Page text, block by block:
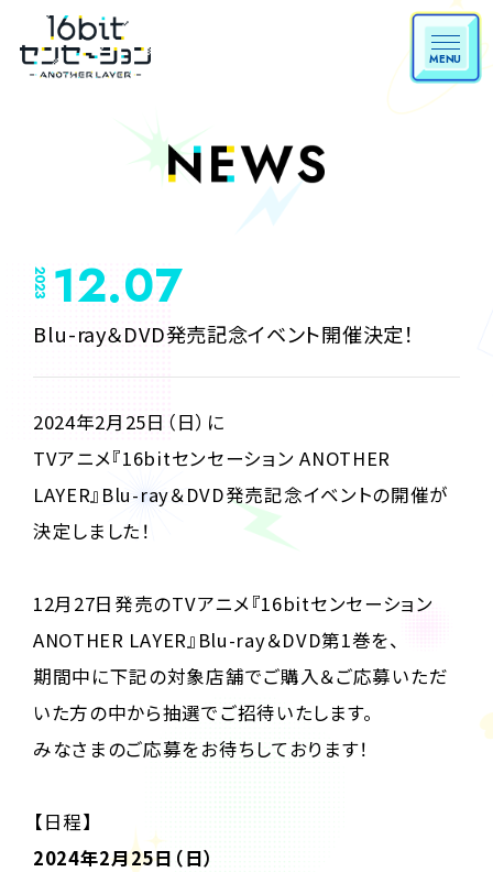
MENU
2023 12.07
Blu-ray＆DVD発売記念イベント開催決定！
2024年2月25日（日）に
TVアニメ『16bitセンセーション ANOTHER
LAYER』Blu-ray＆DVD発売記念イベントの開催が
決定しました！
12月27日発売のTVアニメ『16bitセンセーション
ANOTHER LAYER』Blu-ray＆DVD第1巻を、
期間中に下記の対象店舗でご購入＆ご応募いただ
いた方の中から抽選でご招待いたします。
みなさまのご応募をお待ちしております！
【日程】
2024年2月25日（日）